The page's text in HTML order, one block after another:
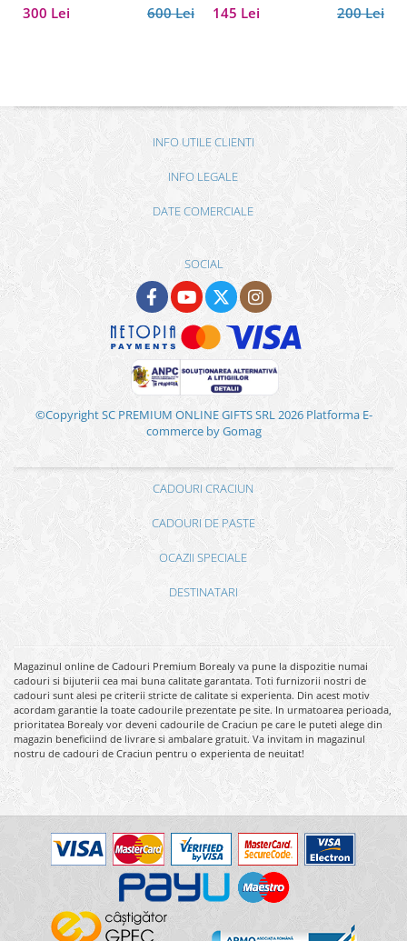
600 Lei
300 Lei 200 Lei
145 Lei
INFO UTILE CLIENTI
INFO LEGALE
DATE COMERCIALE
SOCIAL
©Copyright SC PREMIUM ONLINE GIFTS SRL 2026 Platforma E-
commerce by Gomag
CADOURI CRACIUN
CADOURI DE PASTE
OCAZII SPECIALE
DESTINATARI
Magazinul online de Cadouri Premium Borealy va pune la dispozitie numai
cadouri si bijuterii cea mai buna calitate garantata. Toti furnizorii nostri de
cadouri sunt alesi pe criterii stricte de calitate si experienta. Din acest motiv
acordam garantie la toate cadourile prezentate pe site. In urmatoarea perioada,
prioritatea Borealy vor deveni cadourile de Craciun pe care le puteti alege din
magazin beneficiind de livrare si ambalare gratuit. Va invitam in magazinul
nostru de cadouri de Craciun pentru o experienta de neuitat!